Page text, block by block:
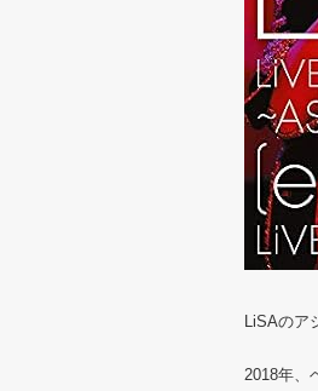
LiSAのア
2018年、